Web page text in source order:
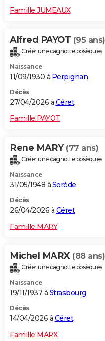
Famille JUMEAUX
Alfred PAYOT (95 ans)
Créer une cagnotte obsèques
Naissance
11/09/1930 à Perpignan
Décès
27/04/2026 à Céret
Famille PAYOT
Rene MARY (77 ans)
Créer une cagnotte obsèques
Naissance
31/05/1948 à Sorède
Décès
26/04/2026 à Céret
Famille MARY
Michel MARX (88 ans)
Créer une cagnotte obsèques
Naissance
19/11/1937 à Strasbourg
Décès
14/04/2026 à Céret
Famille MARX